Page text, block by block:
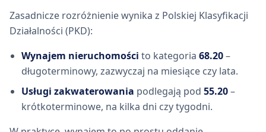
Zasadnicze rozróżnienie wynika z Polskiej Klasyfikacji
Działalności (PKD):
Wynajem nieruchomości to kategoria 68.20–
długoterminowy, zazwyczaj na miesiące czy lata.
Usługi zakwaterowania podlegają pod 55.20–
krótkoterminowe, na kilka dni czy tygodni.